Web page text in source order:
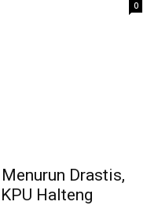
0
Drastis,
Halteng